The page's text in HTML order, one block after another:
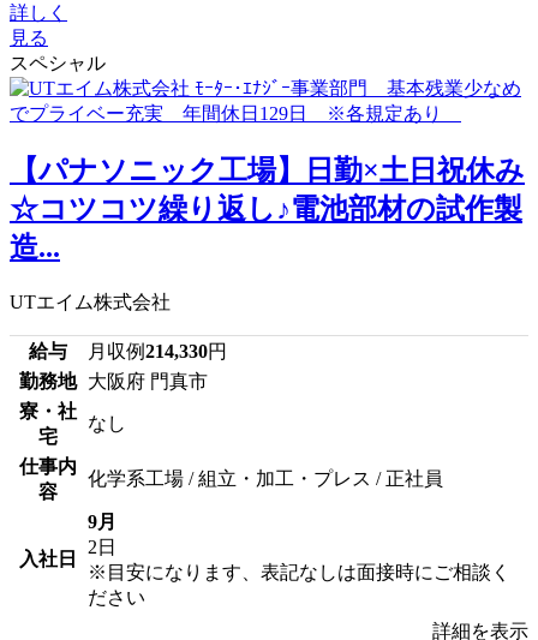
詳しく
見る
スペシャル
【パナソニック工場】日勤×土日祝休み
☆コツコツ繰り返し♪電池部材の試作製
造...
UTエイム株式会社
給与 月収例214,330円
勤務地 大阪府 門真市
寮・社
宅
なし
仕事内
容
化学系工場 / 組立・加工・プレス / 正社員
入社日
9月
2日
※目安になります、表記なしは面接時にご相談く
ださい
詳細を表示